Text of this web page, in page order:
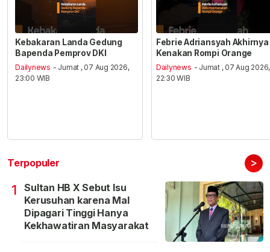
Kebakaran Landa Gedung
Bapenda Pemprov DKI
Dailynews - Jumat , 07 Aug 2026,
23:00 WIB
Febrie Adriansyah Akhirnya
Kenakan Rompi Orange
Dailynews - Jumat , 07 Aug 2026,
22:30 WIB
Terpopuler >
1
Sultan HB X Sebut Isu
Kerusuhan karena Mal
Dipagari Tinggi Hanya
Kekhawatiran Masyarakat